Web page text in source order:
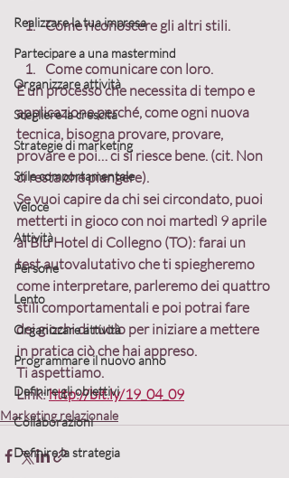
Realizzare la tua impresa
Partecipare a una mastermind
Organizzare attività
Scegliere la crescita
Strategie di marketing
Stile comportamentale
Veloce
Attività
Persone
Lento
Organizzare attività
Programmare il nuovo anno
Definire gli obiettivi
Collaborazioni
Definire la strategia
Come riconoscere gli altri stili.
Come comunicare con loro.
È un processo che necessita di tempo e
applicazione perché, come ogni nuova
tecnica, bisogna provare, provare,
provare e poi… ci si riesce bene. (cit. Non
ci resta che piangere).
Se vuoi capire da chi sei circondato, puoi
metterti in gioco con noi martedì 9 aprile
al Blu Hotel di Collegno (TO): farai un
test autovalutativo che ti spiegheremo
come interpretare, parleremo dei quattro
stili comportamentali e poi potrai fare
dei giochi di ruolo per iniziare a mettere
in pratica ciò che hai appreso.
Ti aspettiamo.
Link: http://bit.ly/19_04_09
Marketing relazionale